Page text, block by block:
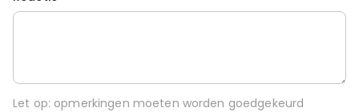
Let op: opmerkingen moeten worden goedgekeurd